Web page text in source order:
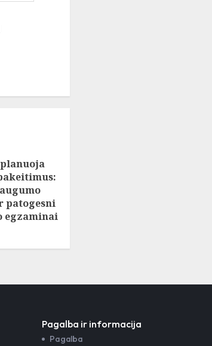
patogesni
egzaminai
Pagalba ir informacija
Pagalba